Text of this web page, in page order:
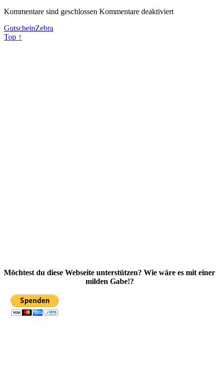
Kommentare sind geschlossen Kommentare deaktiviert
GutscheinZebra
Top ↑
Möchtest du diese Webseite unterstützen? Wie wäre es mit einer
milden Gabe!?